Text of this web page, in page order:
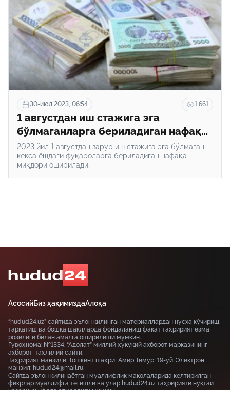
30-июл 2023, 06:54 1 661
1 августдан иш стажига эга
бўлмаганларга бериладиган нафақа
миқдори оширилади
2023 йил 1 августдан зарур иш стажига эга бўлмаган
кекса ёшдаги фуқароларга бериладиган нафақа
миқдори оширилади.
АсосийБиз ҳақимиздаАлоқа
“hudud24.uz” сайтида эълон қилинган материаллардан нусха кўчириш,
тарқатиш ва бошқа шаклларда фойдаланиш фақат таҳририят ёзма
розилиги билан амалга оширилиши мумкин.
Гувоҳнома: №1334. “Адолат” миллий ҳуқуқий ахборот марказининг
ахборот-таҳлилий сайти.
Таҳририят манзили: Тошкент шаҳри, Амир Темур, 19-уй. Электрон
манзил: hudud24@mail.ru.
Сайтда эълон қилинаётган муаллифлик мақолаларида келтирилган
фикрлар муаллифга тегишли ва улар hudud24.uz таҳририяти нуқтаи
назарини ифода этмаслиги мумкин.